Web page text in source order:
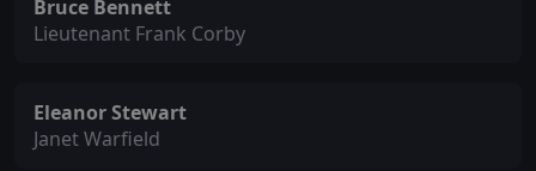
Bruce Bennett
Lieutenant Frank Corby
Eleanor Stewart
Janet Warfield